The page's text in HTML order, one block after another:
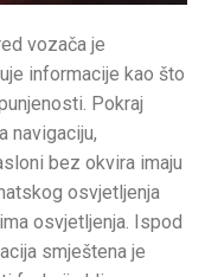
vozača je
informacije kao što
Pokraj
navigaciju,
bez okvira imaju
osvjetljenja
osvjetljenja. Ispod
smještena je